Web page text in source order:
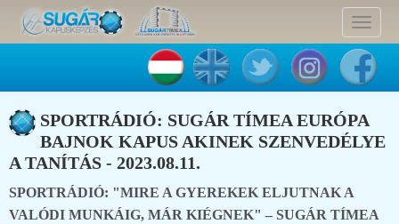
Toggle
SPORTRÁDIÓ: SUGÁR TÍMEA EURÓPA
BAJNOK KAPUS AKINEK SZENVEDÉLYE
A TANÍTÁS - 2023.08.11.
SPORTRÁDIÓ: "MIRE A GYEREKEK ELJUTNAK A
VALÓDI MUNKÁIG, MÁR KIÉGNEK" – SUGÁR TÍMEA